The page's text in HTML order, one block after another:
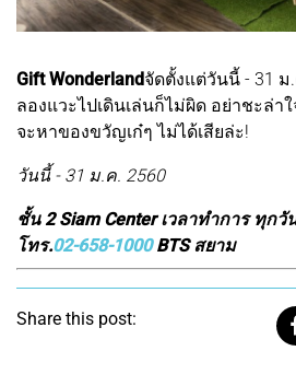
Gift Wonderlandจัดตั้งแต่วันนี้ - 31
ลองแวะไปเดินเล่นก็ไม่ผิด อย่าชะล่า
จะหาของขวัญเก๋ๆ ไม่ได้เสียล่ะ!
วันนี้ - 31 ม.ค. 2560
ชั้น 2 Siam Center เวลาทำการ ทุกวั
โทร.02-658-1000BTS สยาม
Share this post: